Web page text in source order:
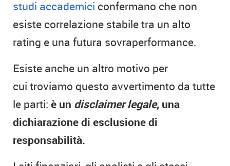
studi accademici confermano che non
esiste correlazione stabile tra un alto
rating e una futura sovraperformance.
Esiste anche un altro motivo per
cui troviamo questo avvertimento da tutte
le parti: è un disclaimer legale, una
dichiarazione di esclusione di
responsabilità.